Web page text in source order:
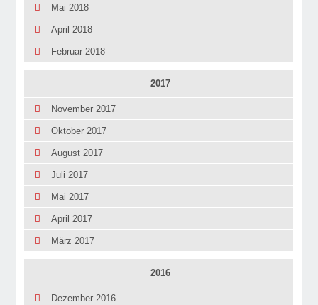
Mai 2018
April 2018
Februar 2018
2017
November 2017
Oktober 2017
August 2017
Juli 2017
Mai 2017
April 2017
März 2017
2016
Dezember 2016